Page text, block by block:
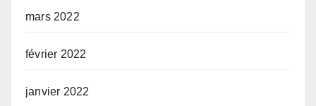
mars 2022
février 2022
janvier 2022